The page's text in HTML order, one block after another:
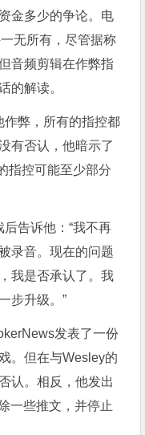
金多少的争论。电
无所有，尽管据称
音频剪辑在作弊指
的解读。
作弊，所有的指控都
有否认，他暗示了
指控可能至少部分
告诉他：“我不再
录音。现在的问题
我是否承认了。我
步升级。”
发表了一份
。但在与Wesley的
认。相反，他发出
一些推文，并停止